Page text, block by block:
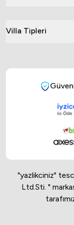
Villa Tipleri
"yazlikciniz"
Ltd.Sti. "